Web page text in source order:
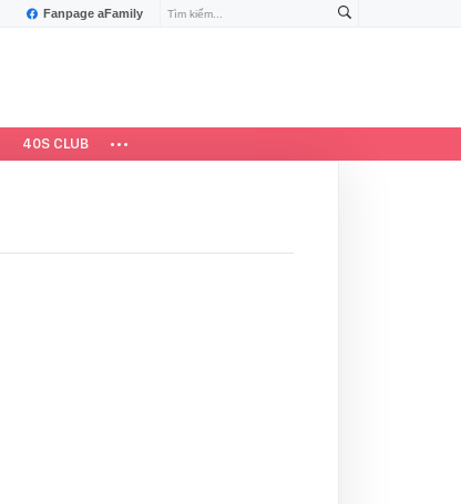
Fanpage aFamily
40S CLUB